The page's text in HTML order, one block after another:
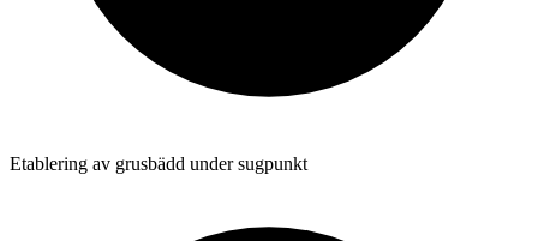
Etablering av grusbädd under sugpunkt